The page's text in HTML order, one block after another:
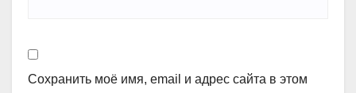
Сохранить моё имя, email и адрес сайта в этом